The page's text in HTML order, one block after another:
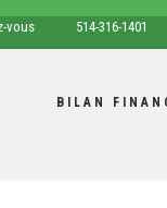
vous tel
514-316-1401
BILAN